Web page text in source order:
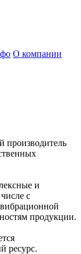
О компании
производитель
и
с
продукции.
ресурс.